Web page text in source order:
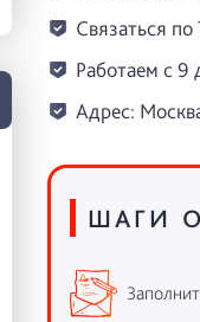
Связаться по
Работаем с 9
Адрес:
ШАГИ